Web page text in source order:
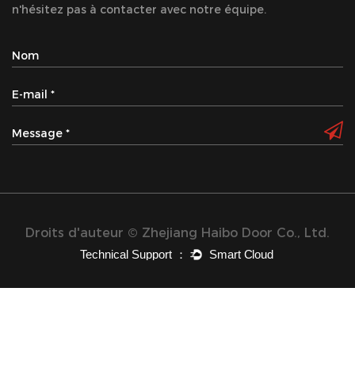
n'hésitez pas à contacter avec notre équipe.
Droits d'auteur © Zhejiang Haibo Door Co., Ltd.